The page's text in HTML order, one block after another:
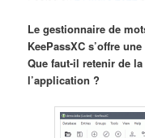
Le gestionnaire de
KeePassXC s’offre
Que faut-il retenir de
l’application ?